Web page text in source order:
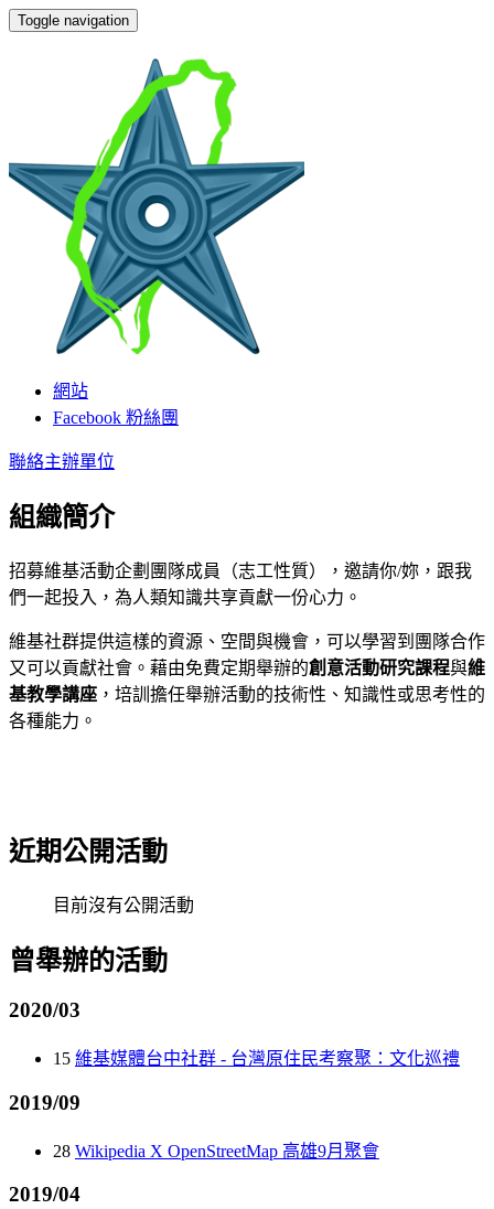
Toggle navigation
網站
Facebook 粉絲團
聯絡主辦單位
組織簡介
招募維基活動企劃團隊成員（志工性質），邀請你/妳，跟我
們一起投入，為人類知識共享貢獻一份心力。
維基社群提供這樣的資源、空間與機會，可以學習到團隊合作
又可以貢獻社會。藉由免費定期舉辦的創意活動研究課程與維
基教學講座 ，培訓擔任舉辦活動的技術性、知識性或思考性的
各種能力。
近期公開活動
目前沒有公開活動
曾舉辦的活動
2020/03
15 維基媒體台中社群 - 台灣原住民考察聚：文化巡禮
2019/09
28 Wikipedia X OpenStreetMap 高雄9月聚會
2019/04